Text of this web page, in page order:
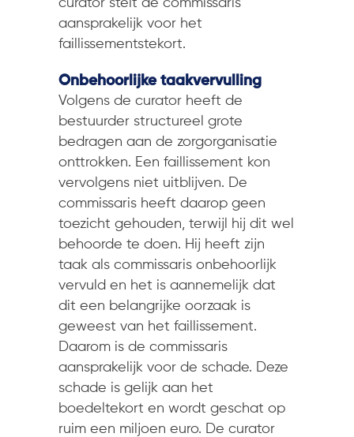
curator stelt de commissaris
aansprakelijk voor het
faillissementstekort.
Onbehoorlijke taakvervulling
Volgens de curator heeft de
bestuurder structureel grote
bedragen aan de zorgorganisatie
onttrokken. Een faillissement kon
vervolgens niet uitblijven. De
commissaris heeft daarop geen
toezicht gehouden, terwijl hij dit wel
behoorde te doen. Hij heeft zijn
taak als commissaris onbehoorlijk
vervuld en het is aannemelijk dat
dit een belangrijke oorzaak is
geweest van het faillissement.
Daarom is de commissaris
aansprakelijk voor de schade. Deze
schade is gelijk aan het
boedeltekort en wordt geschat op
ruim een miljoen euro. De curator